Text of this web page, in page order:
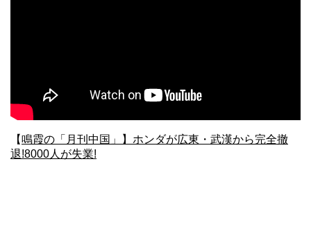
【鳴霞の「月刊中国」】ホンダが広東・武漢から完全撤
退!8000人が失業!